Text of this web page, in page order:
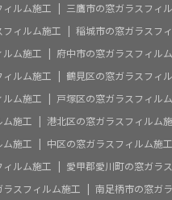
ルム施工 三鷹市の窓ガラスフィ
ィルム施工 稲城市の窓ガラスフ
ム施工 府中市の窓ガラスフィル
ルム施工
鶴見区の窓ガラスフィ
ム施工 戸塚区の窓ガラスフィル
ム施工 港北区の窓ガラスフィルム
施工 中区の窓ガラスフィルム施工
ルム施工
愛甲郡愛川町の窓ガラ
スフィルム施工 南足柄市の窓ガ